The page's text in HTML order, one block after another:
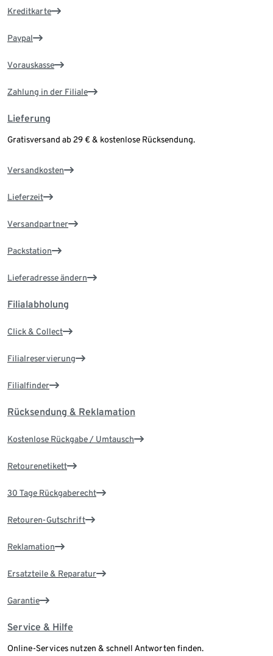
Kreditkarte
Paypal
Vorauskasse
Zahlung in der Filiale
Lieferung
Gratisversand ab 29 € & kostenlose Rücksendung.
Versandkosten
Lieferzeit
Versandpartner
Packstation
Lieferadresse ändern
Filialabholung
Click & Collect
Filialreservierung
Filialfinder
Rücksendung & Reklamation
Kostenlose Rückgabe / Umtausch
Retourenetikett
30 Tage Rückgaberecht
Retouren-Gutschrift
Reklamation
Ersatzteile & Reparatur
Garantie
Service & Hilfe
Online-Services nutzen & schnell Antworten finden.